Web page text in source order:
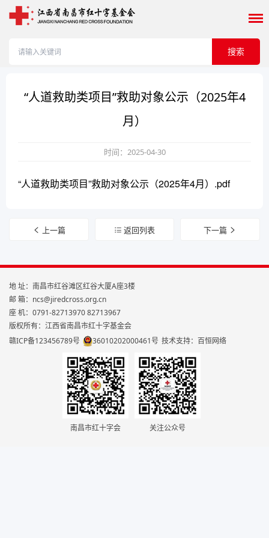
搜索
“人道救助类项目”救助对象公示（2025年4
月）
时间：2025-04-30
“人道救助类项目”救助对象公示（2025年4月）.pdf
上一篇 返回列表 下一篇
地 址：南昌市红谷滩区红谷大厦A座3楼
邮 箱：ncs@jiredcross.org.cn
座 机：0791-82713970 82713967
版权所有：江西省南昌市红十字基金会
赣ICP备123456789号
36010202000461号 技术支持：百恒网络
南昌市红十字会 关注公众号